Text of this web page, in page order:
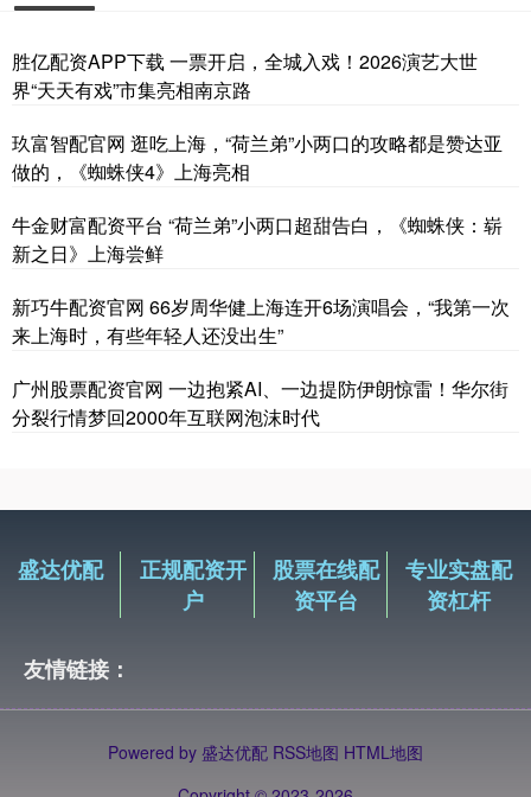
胜亿配资APP下载 一票开启，全城入戏！2026演艺大世
界“天天有戏”市集亮相南京路
玖富智配官网 逛吃上海，“荷兰弟”小两口的攻略都是赞达亚
做的，《蜘蛛侠4》上海亮相
牛金财富配资平台 “荷兰弟”小两口超甜告白，《蜘蛛侠：崭
新之日》上海尝鲜
新巧牛配资官网 66岁周华健上海连开6场演唱会，“我第一次
来上海时，有些年轻人还没出生”
广州股票配资官网 一边抱紧AI、一边提防伊朗惊雷！华尔街
分裂行情梦回2000年互联网泡沫时代
盛达优配
正规配资开
户
股票在线配
资平台
专业实盘配
资杠杆
友情链接：
Powered by 盛达优配 RSS地图 HTML地图